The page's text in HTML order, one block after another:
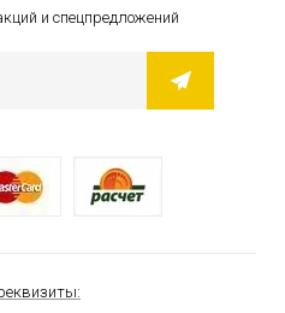
и спецпредложений